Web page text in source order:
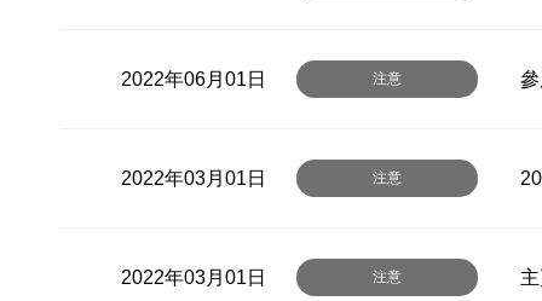
2022年06月01日 注意
2022年03月01日 注意
2022年03月01日 注意